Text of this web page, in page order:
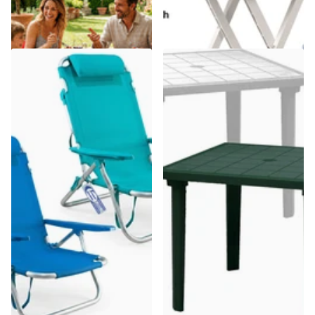
€44,24
gratuita